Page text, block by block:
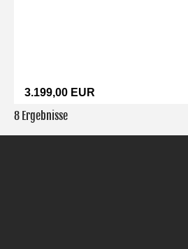
3.199,00 EUR
8 Ergebnisse